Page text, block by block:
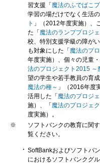
習支援「魔法のふでばこ
学習の場だけでなく生活
ト 」（2012年度実施）、
た「魔法のランププロジ
校、特別支援学級の障が
も対象にした「魔法のプ
年度実施）、個々の児童
法のプロジェクト2015 ～
望の学生や若手教員の育
魔法の種～ 」（2016年度
活用した「魔法のプロジ
施）、「魔法のプロジェ
度実施）。
※
ソフトバンクの教育に関
覧ください。
SoftBankおよびソフトバ
におけるソフトバンクグ